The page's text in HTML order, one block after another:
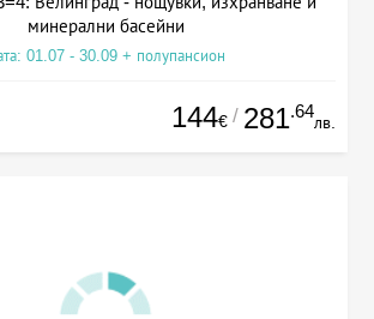
минерални басейни
01.07 - 30.09 + полупансион
144€ / 281.64
лв.